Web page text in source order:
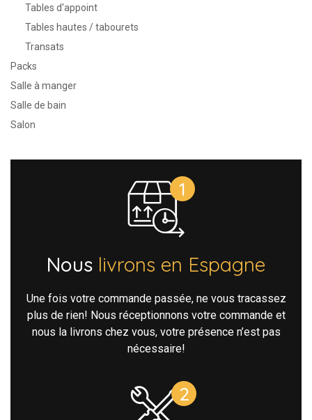
Tables d'appoint
Tables hautes / tabourets
Transats
Packs
Salle à manger
Salle de bain
Salon
Nous livrons en Espagne
Une fois votre commande passée, ne vous tracassez
plus de rien! Nous réceptionnons votre commande et
nous la livrons chez vous, votre présence n’est pas
nécessaire!